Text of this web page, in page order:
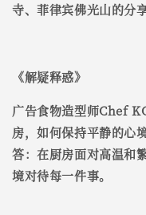
寺、菲律宾佛光山的分
《解疑释惑》
广告食物造型师Chef
房，如何保持平静的心
答：在厨房面对高温和
境对待每一件事。